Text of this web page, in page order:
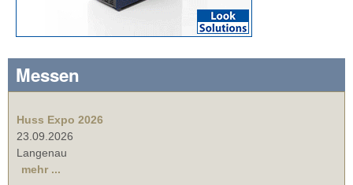
Messen
Huss Expo 2026
23.09.2026
Langenau
mehr ...